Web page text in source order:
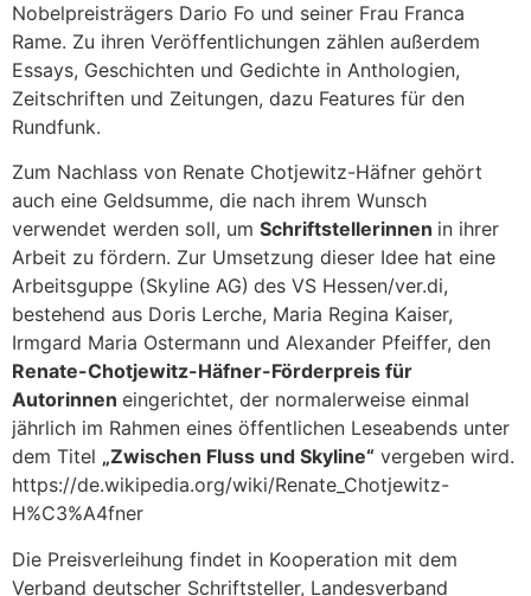
Nobelpreisträgers Dario Fo und seiner Frau Franca
Rame. Zu ihren Veröffentlichungen zählen außerdem
Essays, Geschichten und Gedichte in Anthologien,
Zeitschriften und Zeitungen, dazu Features für den
Rundfunk.
Zum Nachlass von Renate Chotjewitz-Häfner gehört
auch eine Geldsumme, die nach ihrem Wunsch
verwendet werden soll, um Schriftstellerinnen in ihrer
Arbeit zu fördern. Zur Umsetzung dieser Idee hat eine
Arbeitsguppe (Skyline AG) des VS Hessen/ver.di,
bestehend aus Doris Lerche, Maria Regina Kaiser,
Irmgard Maria Ostermann und Alexander Pfeiffer, den
Renate-Chotjewitz-Häfner-Förderpreis für
Autorinnen eingerichtet, der normalerweise einmal
jährlich im Rahmen eines öffentlichen Leseabends unter
dem Titel „Zwischen Fluss und Skyline“ vergeben wird.
https://de.wikipedia.org/wiki/Renate_Chotjewitz-
H%C3%A4fner
Die Preisverleihung findet in Kooperation mit dem
Verband deutscher Schriftsteller, Landesverband